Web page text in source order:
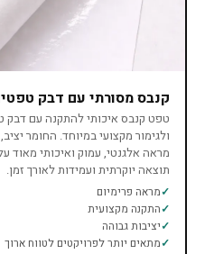
קנבס מסורתי עם דבק
טפט קנבס איכותי להתקנה עם דבק
ולגימור מקצועי במיוחד. החומר
מראה אלגנטי, עמוק ואיכותי מאוד
תוצאה יוקרתית ועמידות לאורך זמן.
מראה פרימיום
התקנה מקצועית
יציבות גבוהה
מתאים יותר לפרויקטים לטווח ארוך